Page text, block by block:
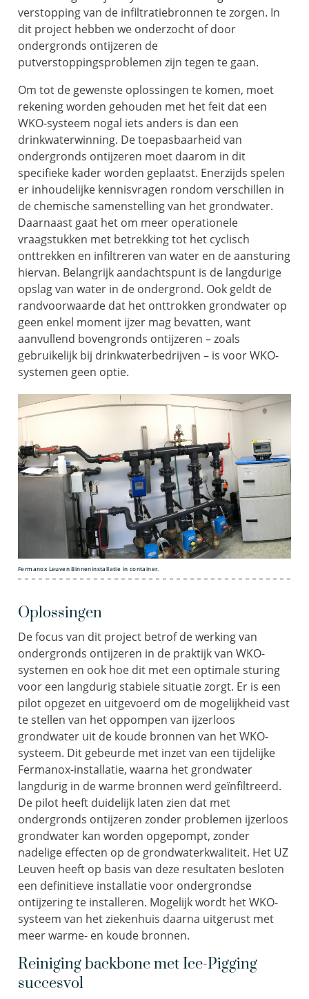
verstopping van de infiltratiebronnen te zorgen. In
dit project hebben we onderzocht of door
ondergronds ontijzeren de
putverstoppingsproblemen zijn tegen te gaan.
Om tot de gewenste oplossingen te komen, moet
rekening worden gehouden met het feit dat een
WKO-systeem nogal iets anders is dan een
drinkwaterwinning. De toepasbaarheid van
ondergronds ontijzeren moet daarom in dit
specifieke kader worden geplaatst. Enerzijds spelen
er inhoudelijke kennisvragen rondom verschillen in
de chemische samenstelling van het grondwater.
Daarnaast gaat het om meer operationele
vraagstukken met betrekking tot het cyclisch
onttrekken en infiltreren van water en de aansturing
hiervan. Belangrijk aandachtspunt is de langdurige
opslag van water in de ondergrond. Ook geldt de
randvoorwaarde dat het onttrokken grondwater op
geen enkel moment ijzer mag bevatten, want
aanvullend bovengronds ontijzeren – zoals
gebruikelijk bij drinkwaterbedrijven – is voor WKO-
systemen geen optie.
Fermanox Leuven Binneninstallatie in container.
Oplossingen
De focus van dit project betrof de werking van
ondergronds ontijzeren in de praktijk van WKO-
systemen en ook hoe dit met een optimale sturing
voor een langdurig stabiele situatie zorgt. Er is een
pilot opgezet en uitgevoerd om de mogelijkheid vast
te stellen van het oppompen van ijzerloos
grondwater uit de koude bronnen van het WKO-
systeem. Dit gebeurde met inzet van een tijdelijke
Fermanox-installatie, waarna het grondwater
langdurig in de warme bronnen werd geïnfiltreerd.
De pilot heeft duidelijk laten zien dat met
ondergronds ontijzeren zonder problemen ijzerloos
grondwater kan worden opgepompt, zonder
nadelige effecten op de grondwaterkwaliteit. Het UZ
Leuven heeft op basis van deze resultaten besloten
een definitieve installatie voor ondergrondse
ontijzering te installeren. Mogelijk wordt het WKO-
systeem van het ziekenhuis daarna uitgerust met
meer warme- en koude bronnen.
Reiniging backbone met Ice-Pigging
succesvol